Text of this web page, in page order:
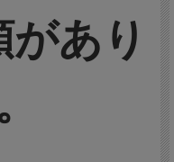
あり